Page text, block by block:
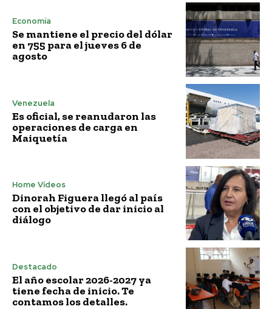
Economía
Se mantiene el precio del dólar
en 755 para el jueves 6 de
agosto
Venezuela
Es oficial, se reanudaron las
operaciones de carga en
Maiquetía
Home Vídeos
Dinorah Figuera llegó al país
con el objetivo de dar inicio al
diálogo
Destacado
El año escolar 2026-2027 ya
tiene fecha de inicio. Te
contamos los detalles.